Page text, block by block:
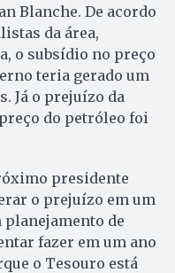
Blanche. De acordo
da área,
o subsídio no preço
teria gerado um
Já o prejuízo da
do petróleo foi
presidente
o prejuízo em um
planejamento de
fazer em um ano
o Tesouro está